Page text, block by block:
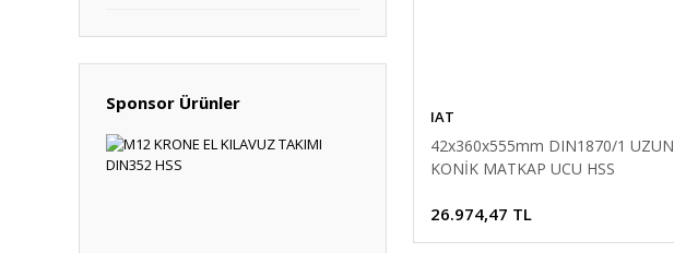
Sponsor Ürünler
IAT
42x360x555mm DIN1870/1 UZUN
KONİK MATKAP UCU HSS
26.974,47 TL